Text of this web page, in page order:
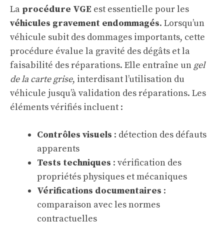
La procédure VGE est essentielle pour les
véhicules gravement endommagés. Lorsqu’un
véhicule subit des dommages importants, cette
procédure évalue la gravité des dégâts et la
faisabilité des réparations. Elle entraîne un gel
de la carte grise, interdisant l’utilisation du
véhicule jusqu’à validation des réparations. Les
éléments vérifiés incluent :
Contrôles visuels : détection des défauts
apparents
Tests techniques : vérification des
propriétés physiques et mécaniques
Vérifications documentaires :
comparaison avec les normes
contractuelles